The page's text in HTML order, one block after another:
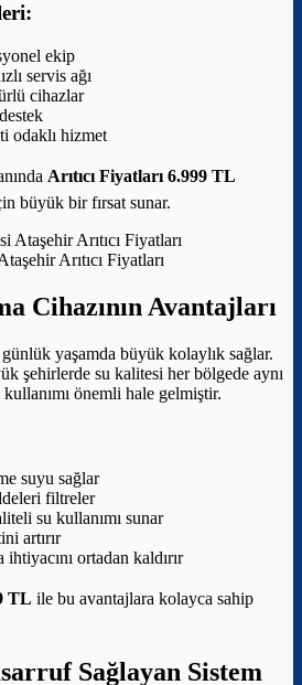
ekip
servis ağı
cihazlar
odaklı hizmet
Arıtıcı Fiyatları 6.999 TL
büyük bir fırsat sunar.
Arıtıcı Fiyatları
Cihazının Avantajları
yaşamda büyük kolaylık sağlar.
şehirlerde su kalitesi her bölgede aynı
kullanımı önemli hale gelmiştir.
suyu sağlar
filtreler
su kullanımı sunar
artırır
ihtiyacını ortadan kaldırır
TL ile bu avantajlara kolayca sahip
Sağlayan Sistem